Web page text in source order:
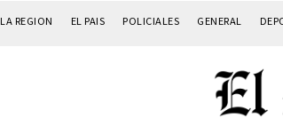
LA REGION EL PAIS POLICIALES GENERAL